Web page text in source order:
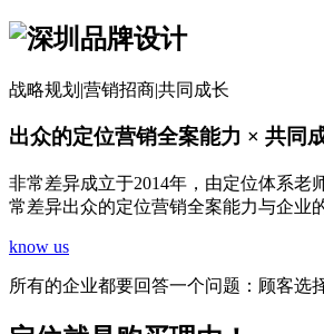
战略规划 |营销招商|共同成长
出众的定位营销全案能力 × 共同
非常差异成立于2014年，由定位体系
常差异出众的定位营销全案能力与企业
know us
所有的企业都要回答一个问题： 顾客选